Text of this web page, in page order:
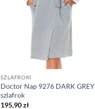
SZLAFROKI
Doctor Nap 9276 DARK GREY
szlafrok
195,90zł